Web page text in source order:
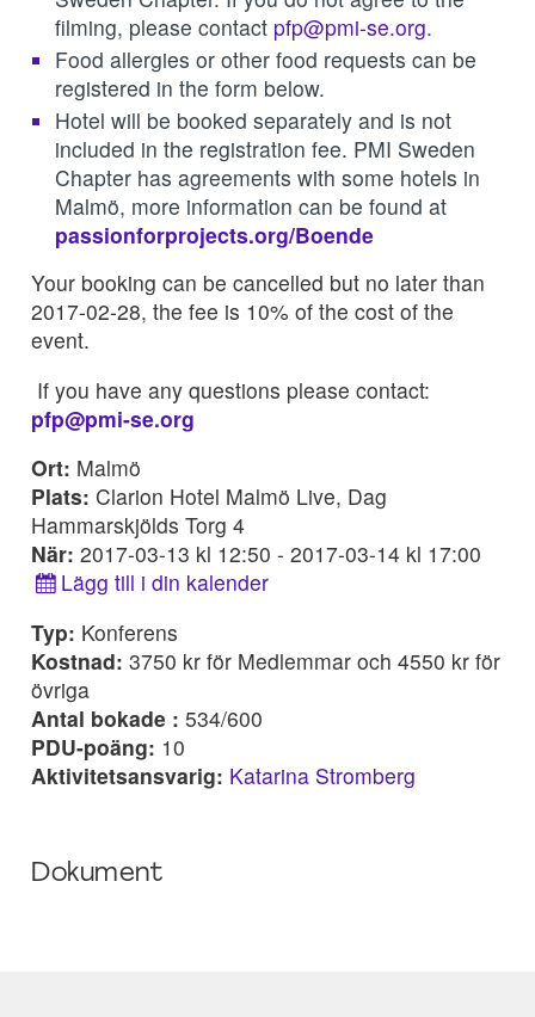
filming, please contact pfp@pmi-se.org.
Food allergies or other food requests can be
registered in the form below.
Hotel will be booked separately and is not
included in the registration fee. PMI Sweden
Chapter has agreements with some hotels in
Malmö, more information can be found at
passionforprojects.org/Boende
Your booking can be cancelled but no later than
2017-02-28, the fee is 10% of the cost of the
event.
If you have any questions please contact:
pfp@pmi-se.org
Ort: Malmö
Plats: Clarion Hotel Malmö Live, Dag
Hammarskjölds Torg 4
När: 2017-03-13 kl 12:50 - 2017-03-14 kl 17:00
Lägg till i din kalender
Typ: Konferens
Kostnad: 3750 kr för Medlemmar och 4550 kr för
övriga
Antal bokade : 534/600
PDU-poäng: 10
Aktivitetsansvarig: Katarina Stromberg
Dokument